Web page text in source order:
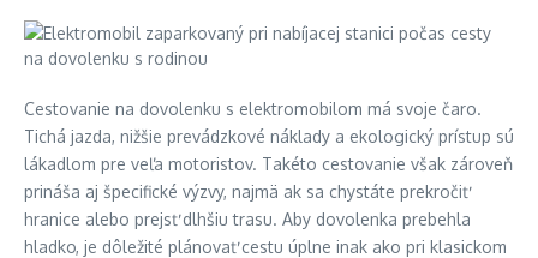
Cestovanie na dovolenku s elektromobilom má svoje čaro.
Tichá jazda, nižšie prevádzkové náklady a ekologický prístup sú
lákadlom pre veľa motoristov. Takéto cestovanie však zároveň
prináša aj špecifické výzvy, najmä ak sa chystáte prekročiť
hranice alebo prejsť dlhšiu trasu. Aby dovolenka prebehla
hladko, je dôležité plánovať cestu úplne inak ako pri klasickom